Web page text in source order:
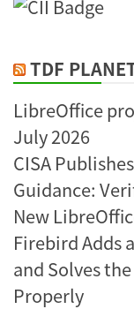
TDF
LibreOffice
July 2026
CISA
Guidance:
New
Firebird Adds
and Solves
Properly